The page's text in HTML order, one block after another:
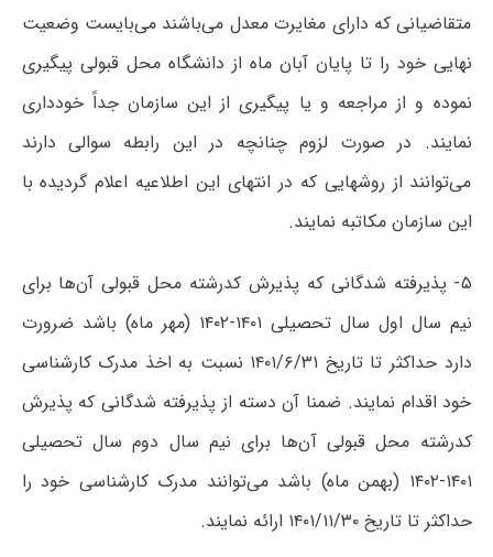
متقاضیانی که دارای مغایرت معدل می‌باشند می‌بایست وضعیت
نهایی خود را تا پایان آبان ماه از دانشگاه محل قبولی پیگیری
نموده و از مراجعه و یا پیگیری از این سازمان جداً خودداری
نمایند. در صورت لزوم چنانچه در این رابطه سوالی دارند
می‌توانند از روشهایی که در انتهای این اطلاعیه اعلام گردیده با
این سازمان مکاتبه نمایند.
۵- پذیرفته شدگانی که پذیرش کدرشته محل قبولی آن‌ها برای
نیم سال اول سال تحصیلی ۱۴۰۱-۱۴۰۲ (مهر ماه) باشد ضرورت
دارد حداکثر تا تاریخ ۱۴۰۱/۶/۳۱ نسبت به اخذ مدرک کارشناسی
خود اقدام نمایند. ضمنا آن دسته از پذیرفته شدگانی که پذیرش
کدرشته محل قبولی آن‌ها برای نیم سال دوم سال تحصیلی
۱۴۰۱-۱۴۰۲ (بهمن ماه) باشد می‌توانند مدرک کارشناسی خود را
حداکثر تا تاریخ ۱۴۰۱/۱۱/۳۰ ارائه نمایند.